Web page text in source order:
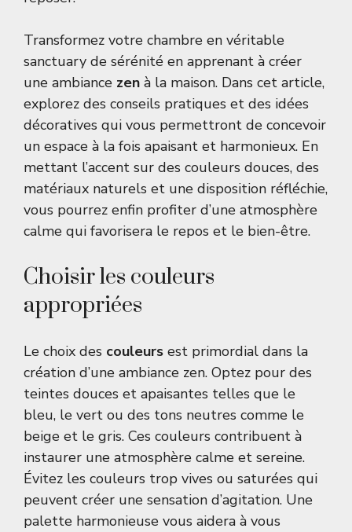
Transformez votre chambre en véritable
sanctuary de sérénité en apprenant à créer
une ambiance zen à la maison. Dans cet article,
explorez des conseils pratiques et des idées
décoratives qui vous permettront de concevoir
un espace à la fois apaisant et harmonieux. En
mettant l’accent sur des couleurs douces, des
matériaux naturels et une disposition réfléchie,
vous pourrez enfin profiter d’une atmosphère
calme qui favorisera le repos et le bien-être.
Choisir les couleurs
appropriées
Le choix des couleurs est primordial dans la
création d’une ambiance zen. Optez pour des
teintes douces et apaisantes telles que le
bleu, le vert ou des tons neutres comme le
beige et le gris. Ces couleurs contribuent à
instaurer une atmosphère calme et sereine.
Évitez les couleurs trop vives ou saturées qui
peuvent créer une sensation d’agitation. Une
palette harmonieuse vous aidera à vous